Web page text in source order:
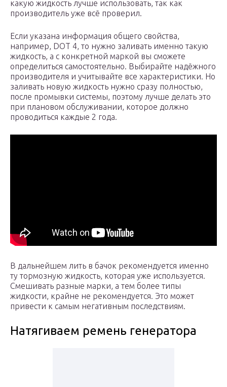
какую жидкость лучше использовать, так как
производитель уже всё проверил.
Если указана информация общего свойства,
например, DOT 4, то нужно заливать именно такую
жидкость, а с конкретной маркой вы сможете
определиться самостоятельно. Выбирайте надёжного
производителя и учитывайте все характеристики. Но
заливать новую жидкость нужно сразу полностью,
после промывки системы, поэтому лучше делать это
при плановом обслуживании, которое должно
проводиться каждые 2 года.
В дальнейшем лить в бачок рекомендуется именно
ту тормозную жидкость, которая уже используется.
Смешивать разные марки, а тем более типы
жидкости, крайне не рекомендуется. Это может
привести к самым негативным последствиям.
Натягиваем ремень генератора